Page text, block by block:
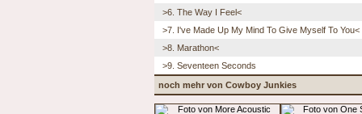
>6. The Way I Feel<
>7. I've Made Up My Mind To Give Myself To You<
>8. Marathon<
>9. Seventeen Seconds
noch mehr von Cowboy Junkies